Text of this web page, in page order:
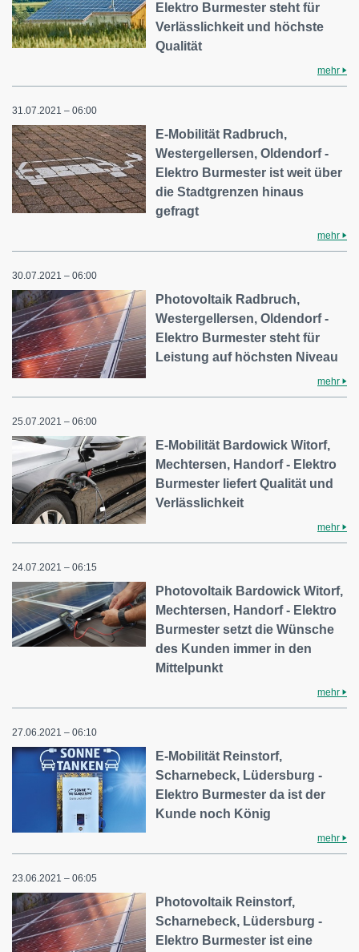
Elektro Burmester steht für
Verlässlichkeit und höchste
Qualität
mehr
31.07.2021 – 06:00
E-Mobilität Radbruch,
Westergellersen, Oldendorf -
Elektro Burmester ist weit über
die Stadtgrenzen hinaus
gefragt
mehr
30.07.2021 – 06:00
Photovoltaik Radbruch,
Westergellersen, Oldendorf -
Elektro Burmester steht für
Leistung auf höchsten Niveau
mehr
25.07.2021 – 06:00
E-Mobilität Bardowick Witorf,
Mechtersen, Handorf - Elektro
Burmester liefert Qualität und
Verlässlichkeit
mehr
24.07.2021 – 06:15
Photovoltaik Bardowick Witorf,
Mechtersen, Handorf - Elektro
Burmester setzt die Wünsche
des Kunden immer in den
Mittelpunkt
mehr
27.06.2021 – 06:10
E-Mobilität Reinstorf,
Scharnebeck, Lüdersburg -
Elektro Burmester da ist der
Kunde noch König
mehr
23.06.2021 – 06:05
Photovoltaik Reinstorf,
Scharnebeck, Lüdersburg -
Elektro Burmester ist eine